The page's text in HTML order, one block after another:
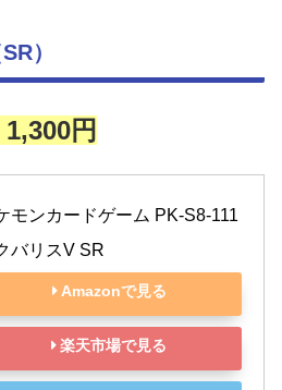
）
円
モンカードゲーム PK-S8-111
バリスV SR
Amazonで見る
楽天市場で見る